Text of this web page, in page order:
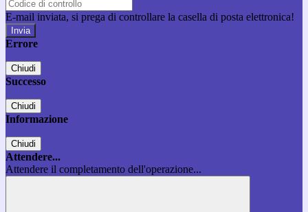
E-mail inviata, si prega di controllare la casella di posta elettronica!
Errore
Chiudi
Successo
Chiudi
Informazione
Chiudi
Attendere...
Attendere il completamento dell'operazione...